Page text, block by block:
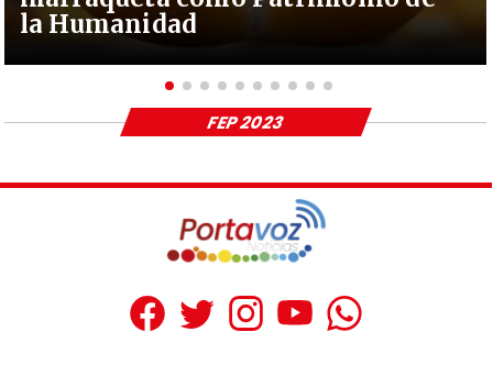
la Humanidad
FEP 2023